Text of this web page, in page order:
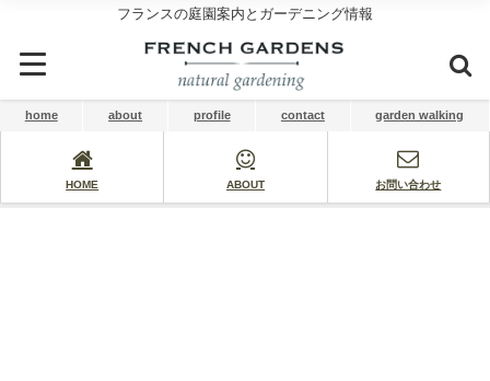
フランスの庭園案内とガーデニング情報
home about profile contact garden walking
HOME ABOUT お問い合わせ